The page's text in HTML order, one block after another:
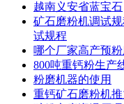
越南义安省蓝宝石
矿石磨粉机调试
试规程
哪个厂家高产预
800吨重钙粉生产
粉磨机器的使用
重钙矿石磨粉机